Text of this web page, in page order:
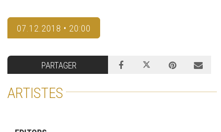
07.12.2018 • 20:00
PARTAGER
ARTISTES